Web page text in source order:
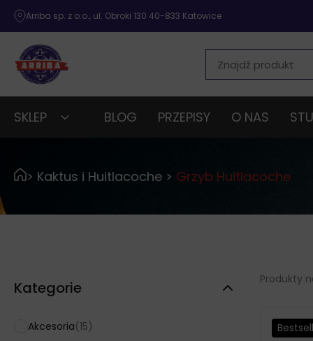
Arriba sp. z o.o., ul. Obroki 130 40-833 Katowice
SKLEP BLOG PRZEPISY O NAS
> Kaktus i Huitlacoche > Grzyb Huitlacoche
Kategorie
Akcesoria(15)
Produkty